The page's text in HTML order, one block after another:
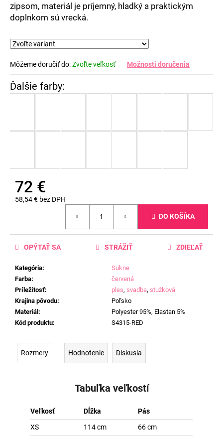
zipsom, materiál je príjemný, hladký a praktickým
doplnkom sú vrecká.
Môžeme doručiť do:Zvoľte veľkosť Možnosti doručenia
72 €
58,54 € bez DPH
DO KOŠÍKA
Kategória:
Sukne
Farba:
červená
Príležitosť: ples, svadba, stužková
Krajina pôvodu:
Poľsko
Materiál :
Polyester 95%, Elastan 5%
Kód produktu: S4315-RED
OPÝTAŤ SA STRÁŽIŤ ZDIEĽAŤ
Rozmery Hodnotenie Diskusia
Tabuľka veľkostí
Veľkosť Dĺžka
Pás
XS
114 cm
66 cm